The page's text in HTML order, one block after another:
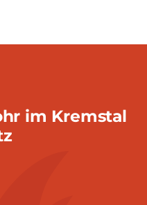
im Kremstal